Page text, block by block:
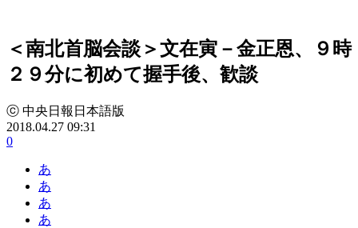
＜南北首脳会談＞文在寅－金正恩、９時
２９分に初めて握手後、歓談
ⓒ 中央日報日本語版
2018.04.27 09:31
0
あ
あ
あ
あ